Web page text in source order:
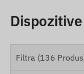
Filtra (136